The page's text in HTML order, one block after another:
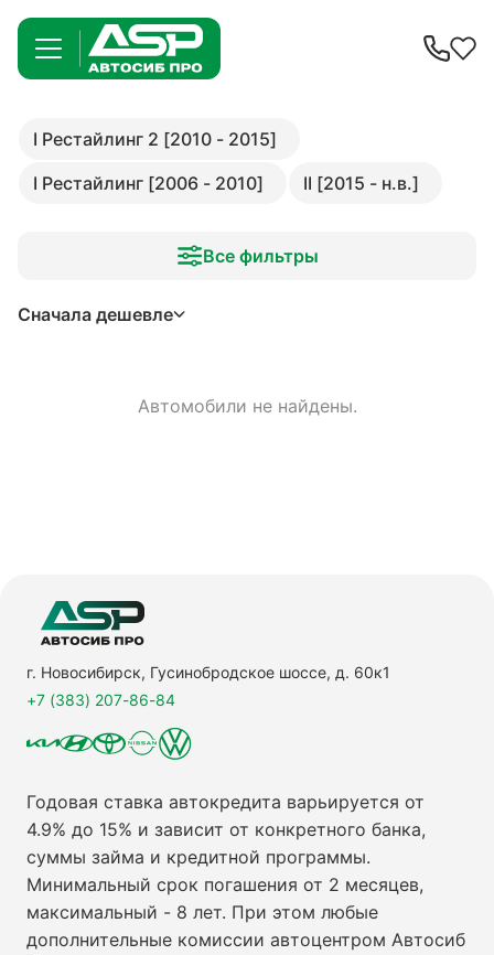
I Рестайлинг 2 [2010 - 2015]
I Рестайлинг [2006 - 2010]
II [2015 - н.в.]
Все фильтры
Сначала дешевле
Автомобили не найдены.
г. Новосибирск, Гусинобродское шоссе, д. 60к1
+7 (383) 207-86-84
Годовая ставка автокредита варьируется от
4.9% до 15% и зависит от конкретного банка,
суммы займа и кредитной программы.
Минимальный срок погашения от 2 месяцев,
максимальный - 8 лет. При этом любые
дополнительные комиссии автоцентром Автосиб